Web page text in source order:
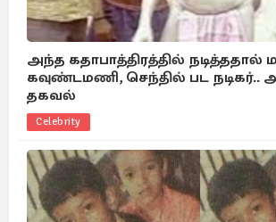
அந்த கதாபாத்திரத்தில்
கவுண்டமணி, செந்தில் பட நடிகர்..
தகவல்
Celebrity